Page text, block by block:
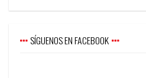
SÍGUENOS EN FACEBOOK